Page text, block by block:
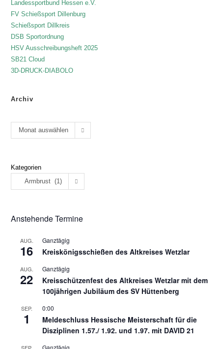
Landessportbund Hessen e.V.
FV Schießsport Dillenburg
Schießsport Dillkreis
DSB Sportordnung
HSV Ausschreibungsheft 2025
SB21 Cloud
3D-DRUCK-DIABOLO
Archiv
Monat auswählen
Kategorien
Armbrust (1)
Anstehende Termine
AUG.
16
Ganztägig
Kreiskönigsschießen des Altkreises Wetzlar
AUG.
22
Ganztägig
Kreisschützenfest des Altkreises Wetzlar mit dem
100jährigen Jubiläum des SV Hüttenberg
SEP.
1
0:00
Meldeschluss Hessische Meisterschaft für die
Disziplinen 1.57./ 1.92. und 1.97. mit DAVID 21
Ganztägig